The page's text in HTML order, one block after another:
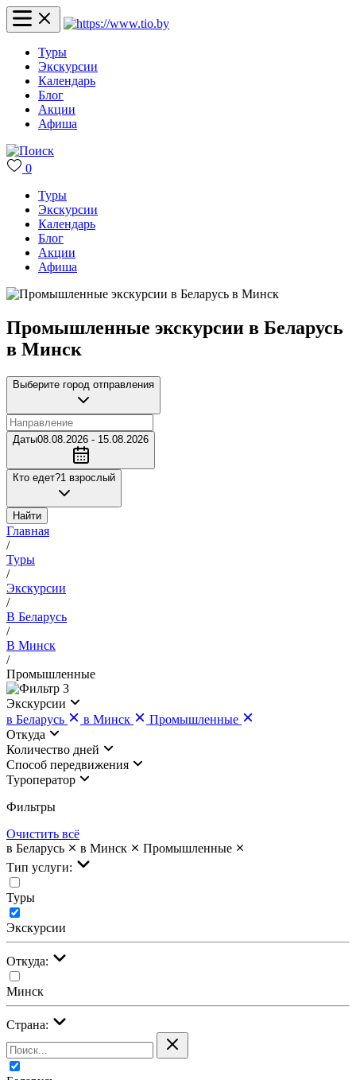
Туры
Экскурсии
Календарь
Блог
Акции
Афиша
0
Туры
Экскурсии
Календарь
Блог
Акции
Афиша
Промышленные экскурсии в Беларусь
в Минск
Выберите город отправления
Даты08.08.2026 - 15.08.2026
Кто едет?1 взрослый
Найти
Главная
/
Туры
/
Экскурсии
/
В Беларусь
/
В Минск
/
Промышленные
3
Экскурсии
в Беларусь
в Минск
Промышленные
Откуда
Количество дней
Cпособ передвижения
Туроператор
Фильтры
Очистить всё
в Беларусь
в Минск
Промышленные
Тип услуги:
Туры
Экскурсии
Откуда:
Минск
Страна: